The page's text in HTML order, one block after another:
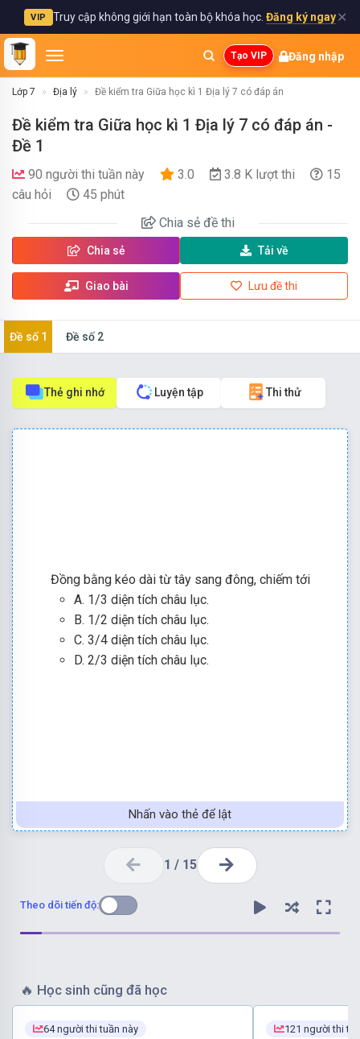
VIP Truy cập không giới hạn toàn bộ khóa học. Đăng ký ngay✕
Tạo VIP Đăng nhập
Lớp 7 Địa lý Đề kiểm tra Giữa học kì 1 Địa lý 7 có đáp án
Đề kiểm tra Giữa học kì 1 Địa lý 7 có đáp án -
Đề 1
90 người thi tuần này 3.0 3.8 K lượt thi
15
câu hỏi
45 phút
Chia sẻ đề thi
Chia sẻ
Giao bài
Tải về
Lưu đề thi
Đề số 1 Đề số 2
Thẻ ghi nhớ Luyện tập Thi thử
Đồng bằng kéo dài từ tây sang đông, chiếm tới
A. 1/3 diện tích châu lục.
B. 1/2 diện tích châu lục.
C. 3/4 diện tích châu lục.
D. 2/3 diện tích châu lục.
Nhấn vào thẻ để lật
Theo dõi tiến độ:
1 / 15
🔥 Học sinh cũng đã học
64 người thi tuần này 121 người thi